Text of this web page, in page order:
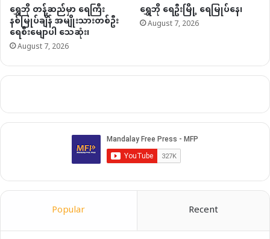
ရွှေဘို တန့်ဆည်မှာ ရေကြီး
နစ်မြုပ်ချိန် အမျိုးသားတစ်ဦး
ရေစီးမျောပါ သေဆုံး၊
August 7, 2026
ရွှေဘို ရေဦးမြို့ ရေမြုပ်နေ၊
August 7, 2026
Popular Recent